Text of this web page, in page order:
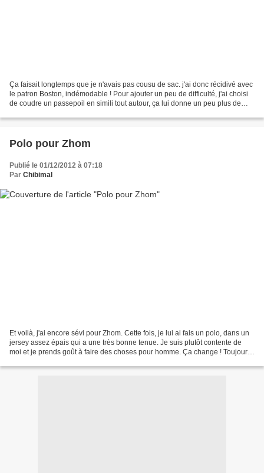
Ça faisait longtemps que je n'avais pas cousu de sac. j'ai donc récidivé avec
le patron Boston, indémodable ! Pour ajouter un peu de difficulté, j'ai choisi
de coudre un passepoil en simili tout autour, ça lui donne un peu plus de
Polo pour Zhom
Publié le 01/12/2012 à 07:18
Par Chibimal
Et voilà, j'ai encore sévi pour Zhom. Cette fois, je lui ai fais un polo, dans un
jersey assez épais qui a une très bonne tenue. Je suis plutôt contente de
moi et je prends goût à faire des choses pour homme. Ça change ! Toujours